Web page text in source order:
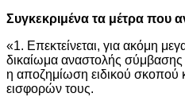
Συγκεκριμένα τα μέτρα που
«1. Επεκτείνεται, για ακόμη
δικαίωμα αναστολής
η αποζημίωση ειδικού σκοπού
εισφορών τους.